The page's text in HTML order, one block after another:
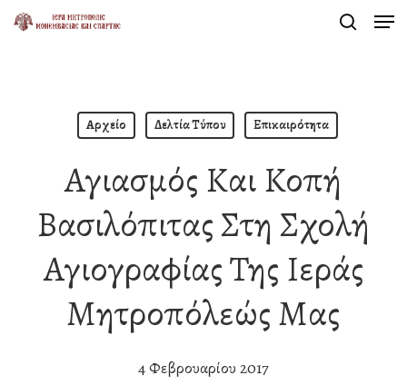
Skip
Αρχείο Δελτία Τύπου Επικαιρότητα
Αγιασμός Και Κοπή
Βασιλόπιτας Στη Σχολή
Αγιογραφίας Της Ιεράς
Μητροπόλεώς Μας
4 Φεβρουαρίου 2017